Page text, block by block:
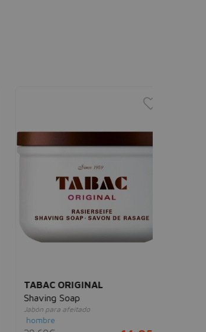
TABAC ORIGINAL
Shaving Soap
Jabón para afeitado